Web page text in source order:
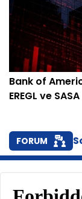
Bank of
EREGL ve
FORUM